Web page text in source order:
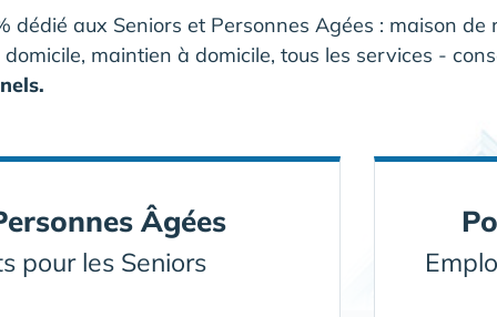
dédié aux Seniors et Personnes Agées : maison
maintien à domicile, tous les services -
Âgées
pour les Seniors